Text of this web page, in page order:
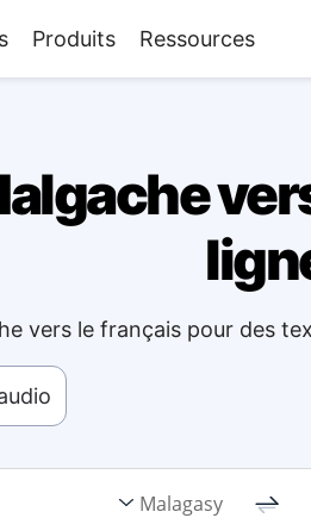
Produits Ressources
vers le français pour des
Malagasy